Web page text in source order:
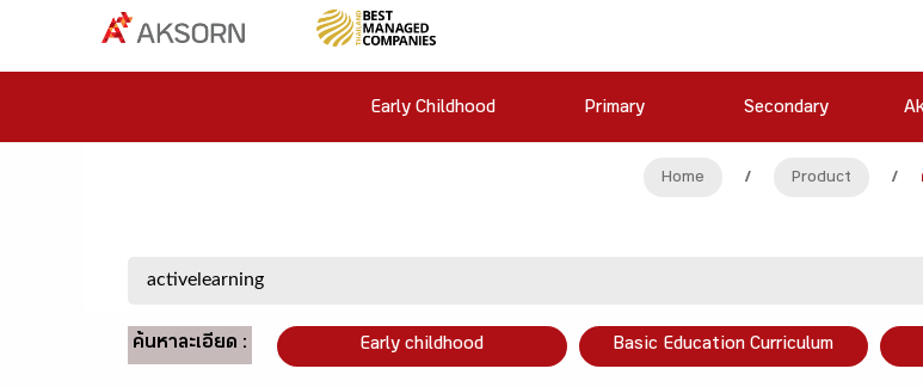
Early Childhood Primary Secondary
Home / Product /
ค้นหาละเอียด : Early childhood Basic Education Curriculum